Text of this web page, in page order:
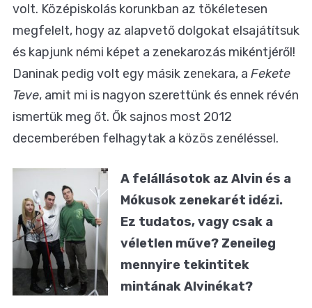
volt. Középiskolás korunkban az tökéletesen
megfelelt, hogy az alapvető dolgokat elsajátítsuk
és kapjunk némi képet a zenekarozás mikéntjéről!
Daninak pedig volt egy másik zenekara, a Fekete
Teve, amit mi is nagyon szerettünk és ennek révén
ismertük meg őt. Ők sajnos most 2012
decemberében felhagytak a közös zenéléssel.
A felállásotok az Alvin és a
Mókusok zenekarét idézi.
Ez tudatos, vagy csak a
véletlen műve? Zeneileg
mennyire tekintitek
mintának Alvinékat?